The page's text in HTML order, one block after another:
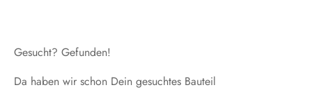
Gesucht? Gefunden!
Da haben wir schon Dein gesuchtes Bauteil